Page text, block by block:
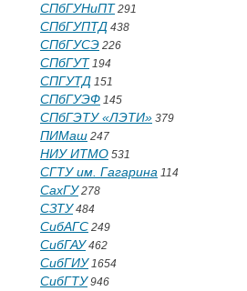
СПбГУНиПТ 291
СПбГУПТД 438
СПбГУСЭ 226
СПбГУТ 194
СПГУТД 151
СПбГУЭФ 145
СПбГЭТУ «ЛЭТИ» 379
ПИМаш 247
НИУ ИТМО 531
СГТУ им. Гагарина 114
СахГУ278
СЗТУ484
СибАГС 249
СибГАУ462
СибГИУ1654
СибГТУ946